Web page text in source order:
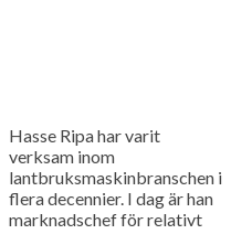
Hasse Ripa har varit
verksam inom
lantbruksmaskinbranschen i
flera decennier. I dag är han
marknadschef för relativt